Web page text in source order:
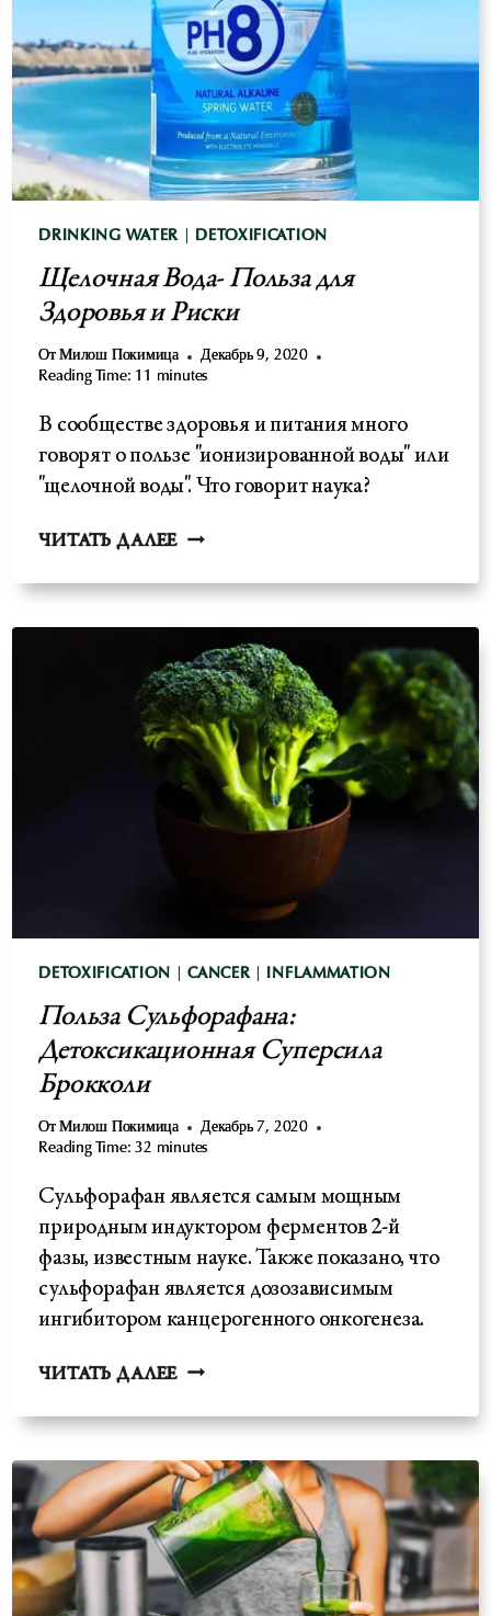
ЯД?
DRINKING WATER DETOXIFICATION
Щелочная Вода- Польза для
Здоровья и Риски
От Милош Покимица
Декабрь 9, 2020
Reading Time: 11 minutes
В сообществе здоровья и питания много
говорят о пользе "ионизированной воды" или
"щелочной воды". Что говорит наука?
ЧИТАТЬ ДАЛЕЕ ЩЕЛОЧНАЯ
ПОЛЬЗА
ЗДОРОВЬЯ
И
РИСКИ
DETOXIFICATION |CANCER| INFLAMMATION
Польза Сульфорафана:
Детоксикационная Суперсила
Брокколи
От Милош Покимица
Декабрь 7, 2020
Reading Time: 32 minutes
Сульфорафан является самым мощным
природным индуктором ферментов 2-й
фазы, известным науке. Также показано, что
сульфорафан является дозозависимым
ингибитором канцерогенного онкогенеза.
ЧИТАТЬ ДАЛЕЕ ПОЛЬЗА
ДЕТОКСИКАЦИОННАЯ
БРОККОЛИ